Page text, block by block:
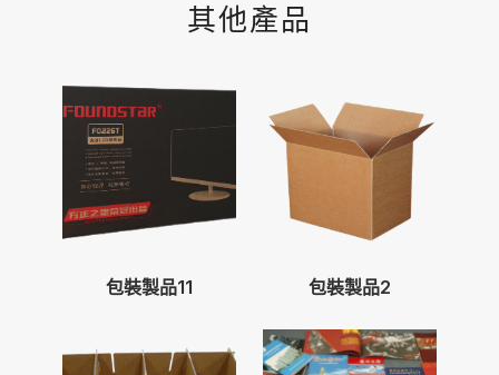
其他產品
包裝製品11 包裝製品2